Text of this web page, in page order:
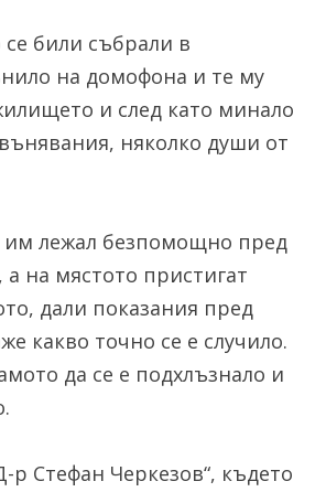
били събрали в
на домофона и те му
и след като минало
няколко души от
им лежал безпомощно пред
на мястото пристигат
дали показания пред
какво точно се е случило.
да се е подхлъзнало и
Стефан Черкезов“, където